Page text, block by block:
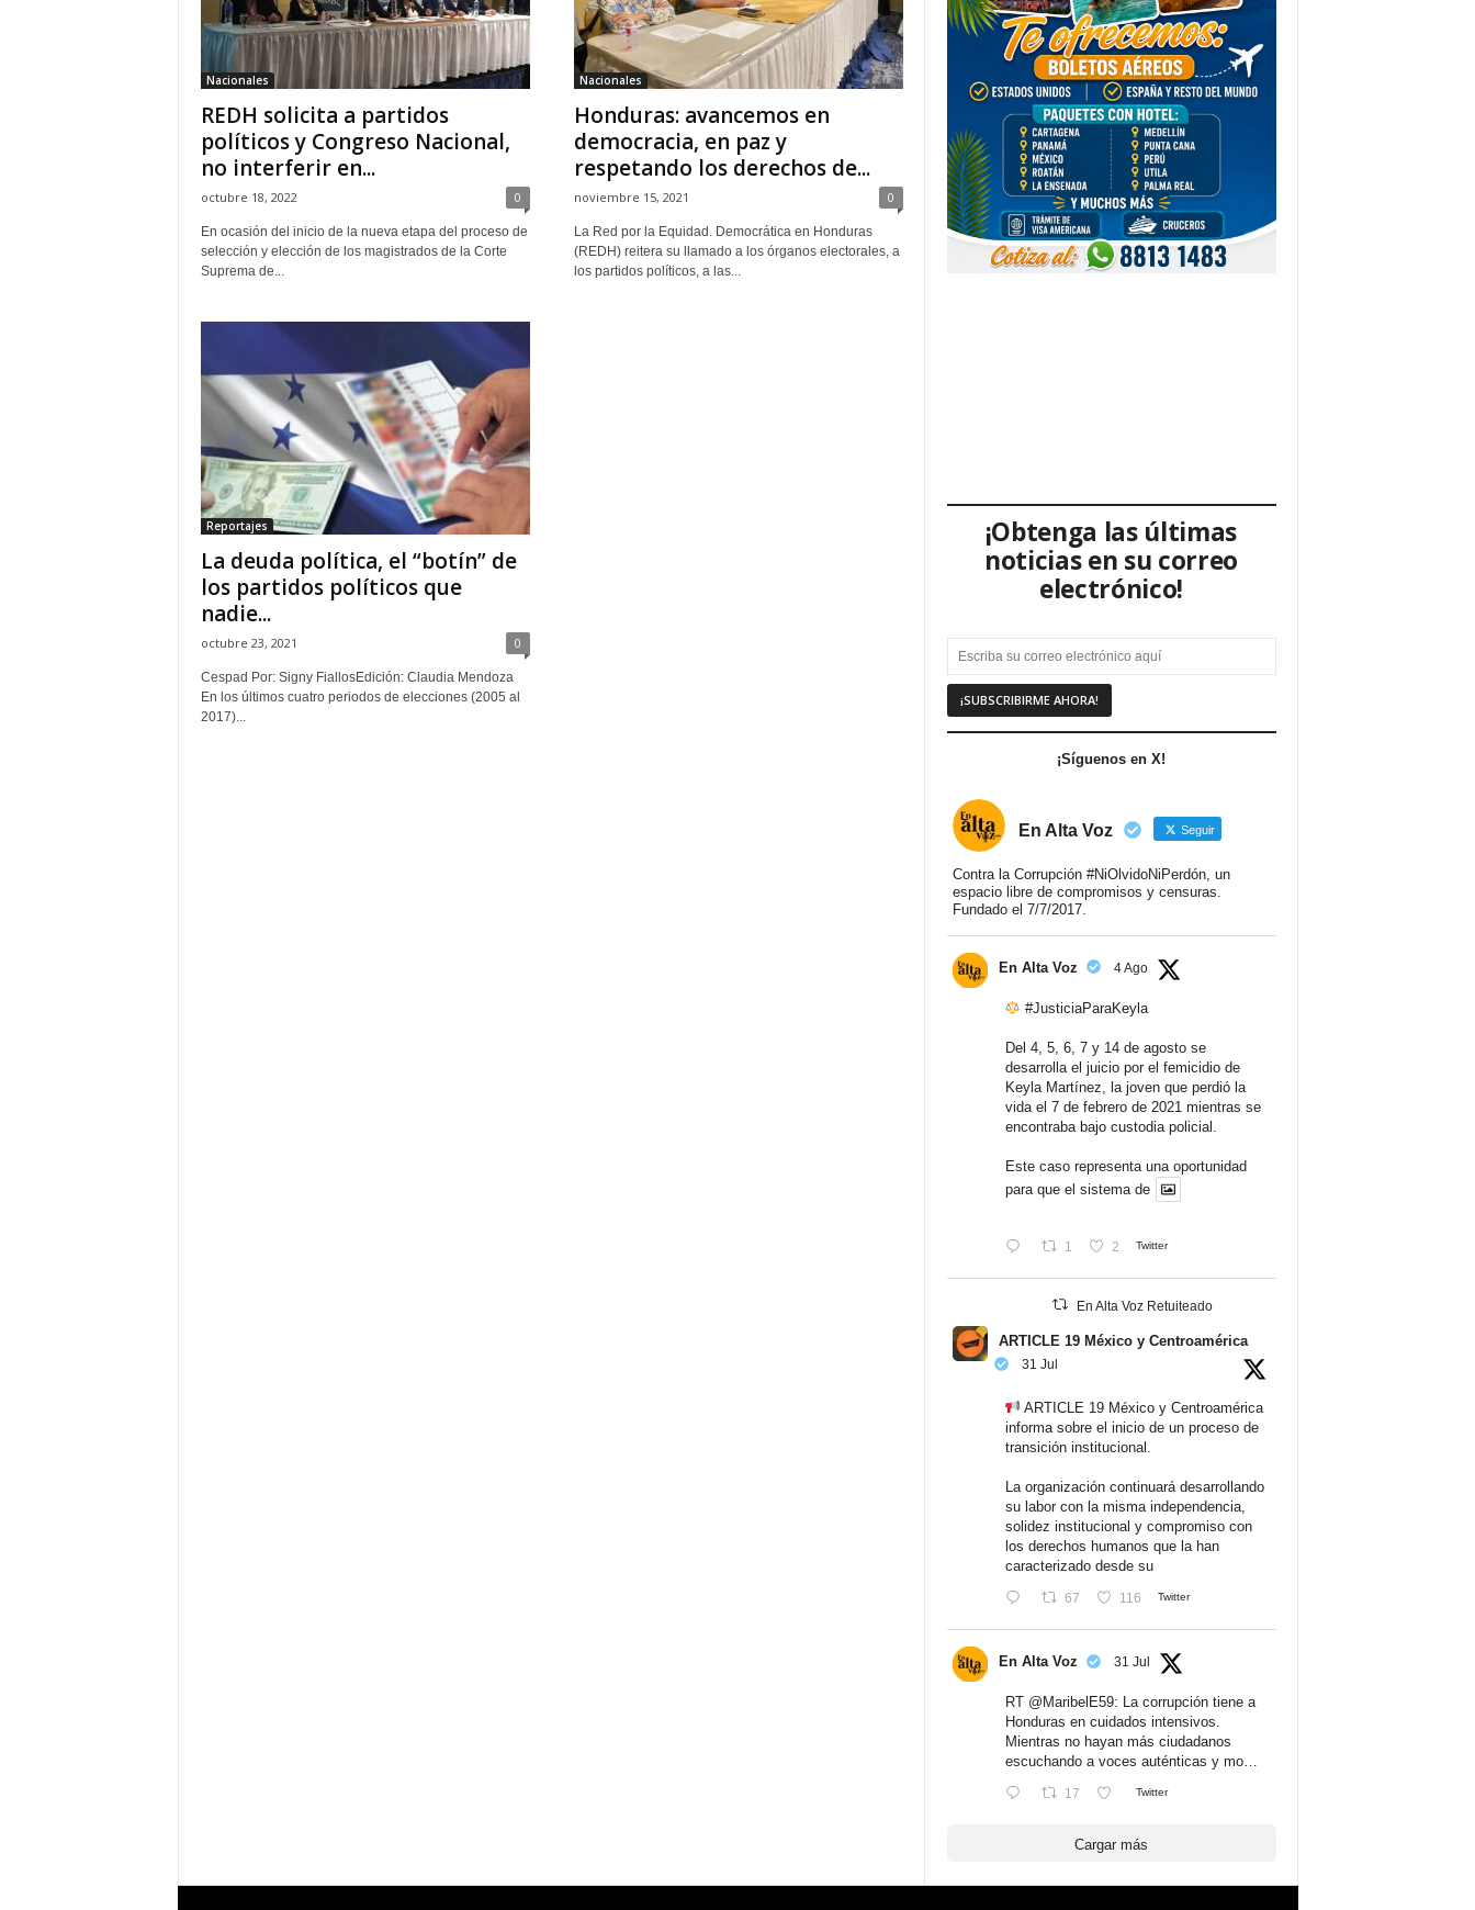
Nacionales
REDH solicita a partidos
políticos y Congreso Nacional,
no interferir en...
octubre 18, 2022 0
En ocasión del inicio de la nueva etapa del proceso de
selección y elección de los magistrados de la Corte
Suprema de...
Nacionales
Honduras: avancemos en
democracia, en paz y
respetando los derechos de...
noviembre 15, 2021 0
La Red por la Equidad. Democrática en Honduras
(REDH) reitera su llamado a los órganos electorales, a
los partidos políticos, a las...
Reportajes
La deuda política, el “botín” de
los partidos políticos que
nadie...
octubre 23, 2021 0
Cespad Por: Signy FiallosEdición: Claudia Mendoza
En los últimos cuatro periodos de elecciones (2005 al
2017)...
¡Obtenga las últimas
noticias en su correo
electrónico!
¡Síguenos en X!
En Alta Voz Seguir
Contra la Corrupción #NiOlvidoNiPerdón, un
espacio libre de compromisos y censuras.
Fundado el 7/7/2017.
En Alta Voz 4 Ago
#JusticiaParaKeyla
Del 4, 5, 6, 7 y 14 de agosto se
desarrolla el juicio por el femicidio de
Keyla Martínez, la joven que perdió la
vida el 7 de febrero de 2021 mientras se
encontraba bajo custodia policial.
Este caso representa una oportunidad
para que el sistema de
1 2 Twitter
En Alta Voz Retuiteado
ARTICLE 19 México y Centroamérica
31 Jul
ARTICLE 19 México y Centroamérica
informa sobre el inicio de un proceso de
transición institucional.
La organización continuará desarrollando
su labor con la misma independencia,
solidez institucional y compromiso con
los derechos humanos que la han
caracterizado desde su
67 116 Twitter
En Alta Voz 31 Jul
RT @MaribelE59: La corrupción tiene a
Honduras en cuidados intensivos.
Mientras no hayan más ciudadanos
escuchando a voces auténticas y mo…
17 Twitter
Cargar más